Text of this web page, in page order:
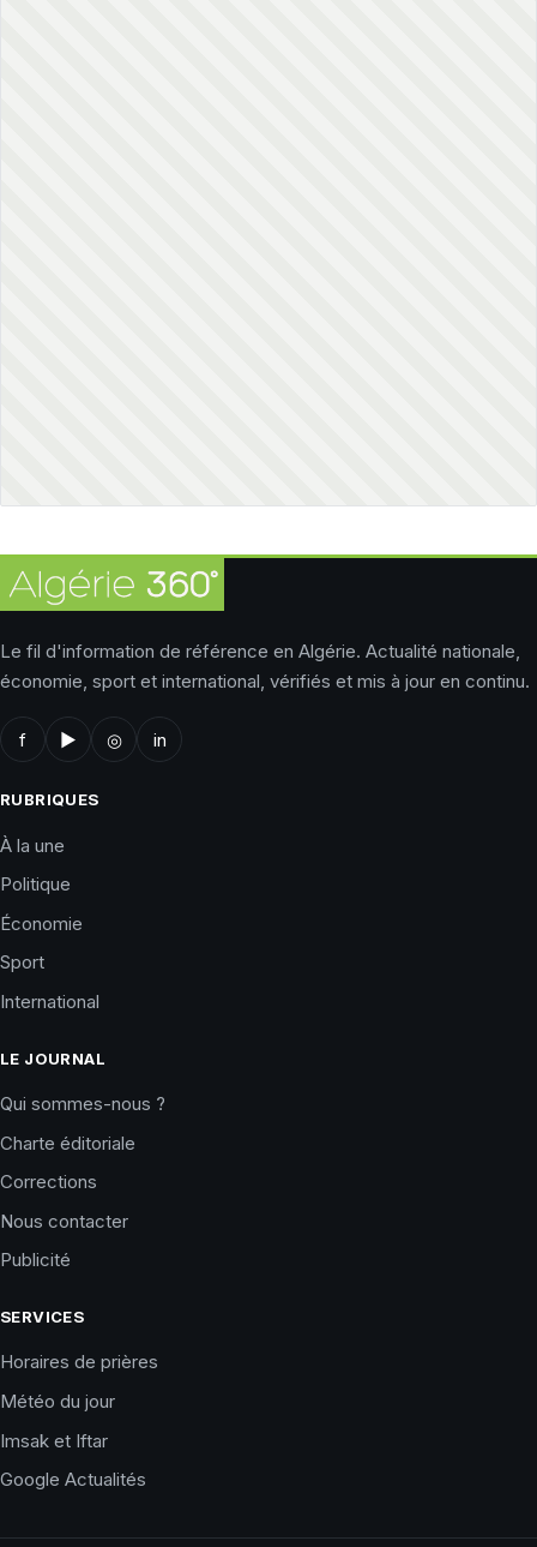
Le fil d'information de référence en Algérie. Actualité nationale,
économie, sport et international, vérifiés et mis à jour en continu.
f ▶ ◎ in
RUBRIQUES
À la une
Politique
Économie
Sport
International
LE JOURNAL
Qui sommes-nous ?
Charte éditoriale
Corrections
Nous contacter
Publicité
SERVICES
Horaires de prières
Météo du jour
Imsak et Iftar
Google Actualités